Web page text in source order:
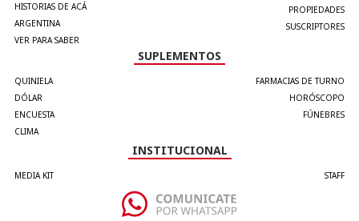
HISTORIAS DE ACÁ
ARGENTINA
VER PARA SABER
PROPIEDADES
SUSCRIPTORES
SUPLEMENTOS
QUINIELA
DÓLAR
ENCUESTA
CLIMA
FARMACIAS DE TURNO
HORÓSCOPO
FÚNEBRES
INSTITUCIONAL
MEDIA KIT STAFF